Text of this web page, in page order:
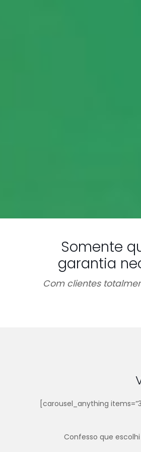
Somente
garantia
Com clientes
[carousel_anything
Confesso que